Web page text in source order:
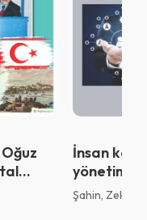
İnsan
yönetimi :
COVID-19
Şahin,